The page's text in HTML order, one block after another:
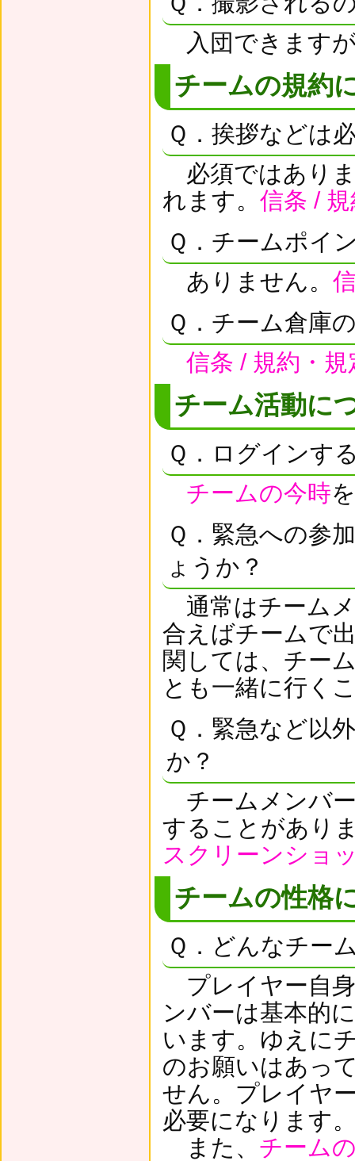
入団できます
チームの規約
Ｑ．挨拶などは
必須ではあり
れます。 信条 /
Ｑ．チームポイ
ありません。
Ｑ．チーム倉庫
信条 / 規約・規
チーム活動に
Ｑ．ログインす
チームの今時
Ｑ．緊急への参
ょうか？
通常はチーム
合えばチームで
関しては、チー
とも一緒に行く
Ｑ．緊急など以
か？
チームメンバ
することがあり
スクリーンショ
チームの性格
Ｑ．どんなチー
プレイヤー自
ンバーは基本的
います。ゆえに
のお願いはあっ
せん。プレイヤ
必要になります
また、 チーム